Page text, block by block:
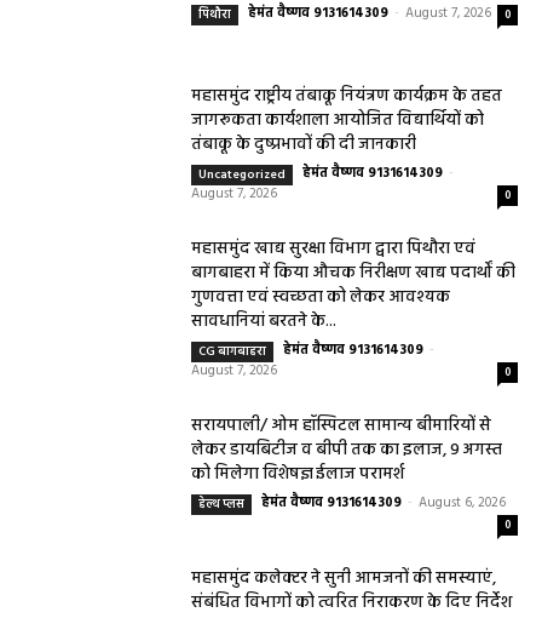
पिथौरा हेमंत वैष्णव 9131614309 - August 7, 2026 0
महासमुंद राष्ट्रीय तंबाकू नियंत्रण कार्यक्रम के तहत
जागरूकता कार्यशाला आयोजित विद्यार्थियों को
तंबाकू के दुष्प्रभावों की दी जानकारी
Uncategorized हेमंत वैष्णव 9131614309 -
August 7, 2026
0
महासमुंद खाद्य सुरक्षा विभाग द्वारा पिथौरा एवं
बागबाहरा में किया औचक निरीक्षण खाद्य पदार्थों की
गुणवत्ता एवं स्वच्छता को लेकर आवश्यक
सावधानियां बरतने के...
CG बागबाहरा हेमंत वैष्णव 9131614309 -
August 7, 2026
0
सरायपाली/ ओम हॉस्पिटल सामान्य बीमारियों से
लेकर डायबिटीज व बीपी तक का इलाज, 9 अगस्त
को मिलेगा विशेषज्ञ ईलाज परामर्श
हेल्थ प्लस हेमंत वैष्णव 9131614309 - August 6, 2026
0
महासमुंद कलेक्टर ने सुनी आमजनों की समस्याएं,
संबंधित विभागों को त्वरित निराकरण के दिए निर्देश